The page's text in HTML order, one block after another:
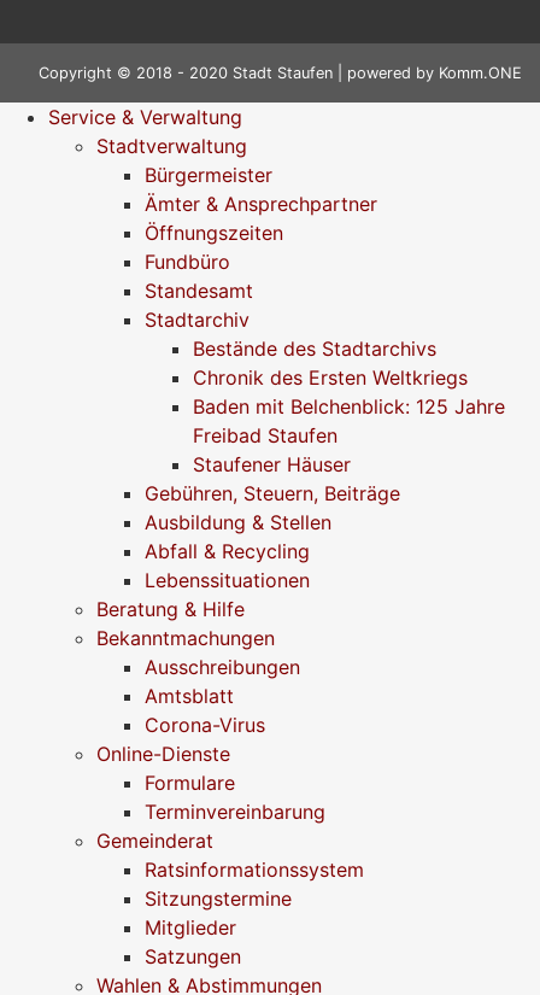
Copyright © 2018 - 2020 Stadt Staufen | powered by Komm.ONE
Service & Verwaltung
Stadtverwaltung
Bürgermeister
Ämter & Ansprechpartner
Öffnungszeiten
Fundbüro
Standesamt
Stadtarchiv
Bestände des Stadtarchivs
Chronik des Ersten Weltkriegs
Baden mit Belchenblick: 125 Jahre
Freibad Staufen
Staufener Häuser
Gebühren, Steuern, Beiträge
Ausbildung & Stellen
Abfall & Recycling
Lebenssituationen
Beratung & Hilfe
Bekanntmachungen
Ausschreibungen
Amtsblatt
Corona-Virus
Online-Dienste
Formulare
Terminvereinbarung
Gemeinderat
Ratsinformationssystem
Sitzungstermine
Mitglieder
Satzungen
Wahlen & Abstimmungen